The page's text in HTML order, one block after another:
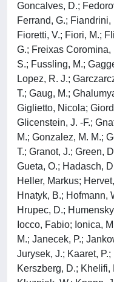
Goncalves, D.;
Ferrand, G.;
Fioretti, V.; Fiori, M.;
G.; Freixas Coromina,
S.; Fussling, M.;
Lopez, R. J.;
T.; Gaug, M.;
Giglietto, Nicola;
Glicenstein, J. -F.;
M.; Gonzalez, M. M.;
T.; Granot, J.; Green,
Gueta, O.; Hadasch,
Heller, Markus;
Hnatyk, B.; Hofmann,
Hrupec, D.;
Iocco, Fabio; Ionica,
M.; Janecek, P.;
Jurysek, J.; Kaaret,
Kerszberg, D.; Khelifi,